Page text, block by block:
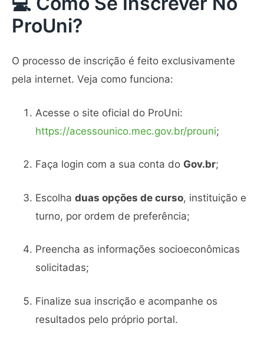
ProUni?
O processo de inscrição é feito exclusivamente
pela internet. Veja como funciona:
Acesse o site oficial do ProUni:
https://acessounico.mec.gov.br/prouni;
Faça login com a sua conta do Gov.br;
Escolha duas opções de curso, instituição e
turno, por ordem de preferência;
Preencha as informações socioeconômicas
solicitadas;
Finalize sua inscrição e acompanhe os
resultados pelo próprio portal.